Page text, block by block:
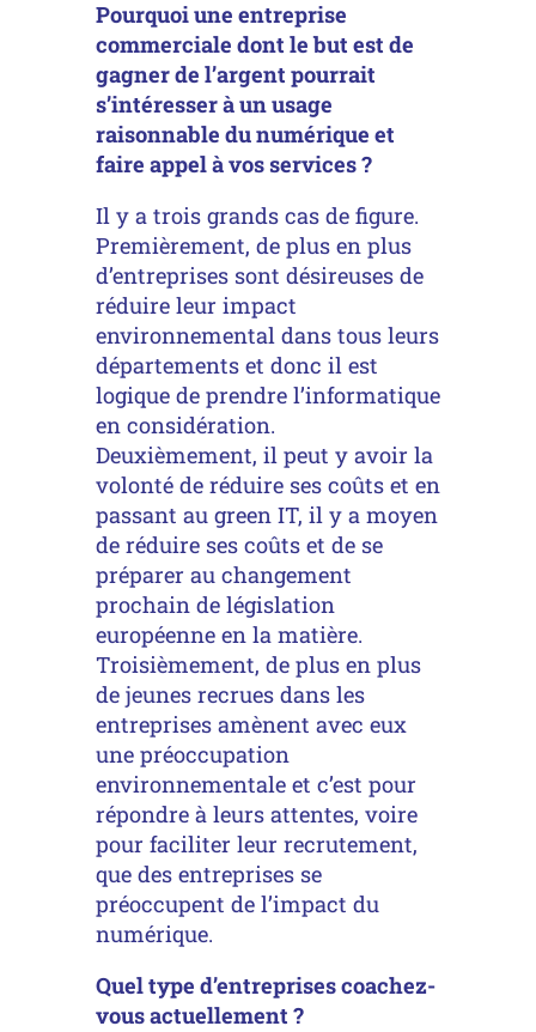
Pourquoi une entreprise
commerciale dont le but est de
gagner de l’argent pourrait
s’intéresser à un usage
raisonnable du numérique et
faire appel à vos services ?
Il y a trois grands cas de figure.
Premièrement, de plus en plus
d’entreprises sont désireuses de
réduire leur impact
environnemental dans tous leurs
départements et donc il est
logique de prendre l’informatique
en considération.
Deuxièmement, il peut y avoir la
volonté de réduire ses coûts et en
passant au green IT, il y a moyen
de réduire ses coûts et de se
préparer au changement
prochain de législation
européenne en la matière.
Troisièmement, de plus en plus
de jeunes recrues dans les
entreprises amènent avec eux
une préoccupation
environnementale et c’est pour
répondre à leurs attentes, voire
pour faciliter leur recrutement,
que des entreprises se
préoccupent de l’impact du
numérique.
Quel type d’entreprises coachez-
vous actuellement ?